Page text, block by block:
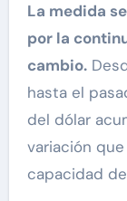
La medida
por la
cambio.
hasta el
del dólar
variación
capacidad